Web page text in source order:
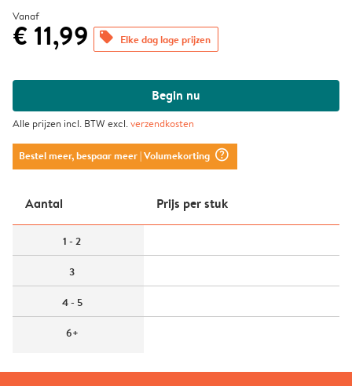
Vanaf
€ 11,99 offers Elke dag lage prijzen
Begin nu
Alle prijzen incl. BTW excl.verzendkosten
Bestel meer, bespaar meer| Volumekorting question_mark_circle
Aantal Prijs per stuk
1 - 2
3
4 - 5
6+